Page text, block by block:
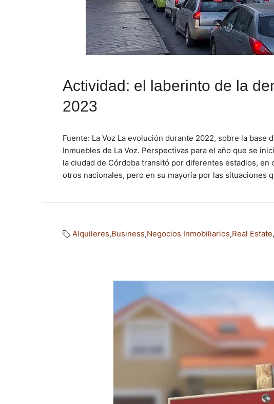
Actividad: el laberinto de la
2023
Fuente: La Voz La evolución durante 2022, sobre la base
Inmuebles de La Voz. Perspectivas para el año que se
la ciudad de Córdoba transitó por diferentes estadios,
otros nacionales, pero en su mayoría por las situaciones
Alquileres,Business,Negocios Inmobiliarios,Real Estate,